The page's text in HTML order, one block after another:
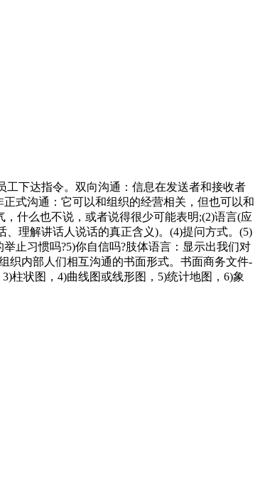
下达指令。双向沟通：信息在发送者和接收者
式沟通：它可以和组织的经营相关，但也可以和
什么也不说，或者说得很少可能表明;(2)语言(应
理解讲话人说话的真正含义)。(4)提问方式。(5)
止习惯吗?5)你自信吗?肢体语言：显示出我们对
织内部人们相互沟通的书面形式。书面商务文件-
柱状图，4)曲线图或线形图，5)统计地图，6)象